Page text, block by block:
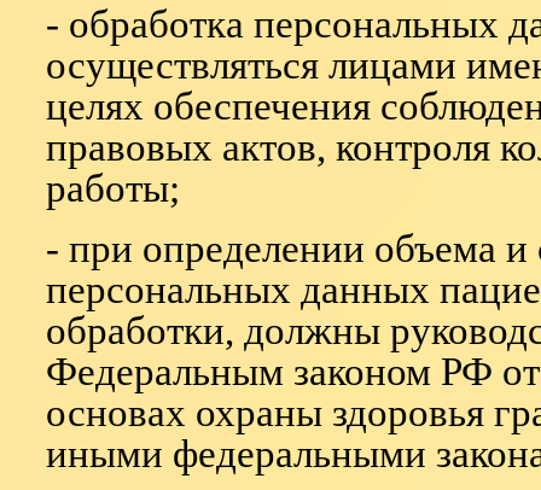
- обработка персональных
осуществляться лицами
целях обеспечения
правовых актов, контроля
работы;
- при определении объема
персональных данных
обработки, должны
Федеральным законом РФ
основах охраны здоровья
иными федеральными